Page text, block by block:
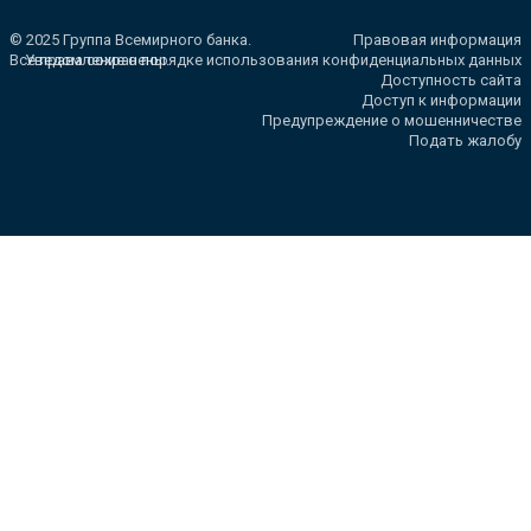
© 2025 Группа Всемирного банка.
Все права сохранены.
Правовая информация
Уведомление о порядке использования конфиденциальных данных
Доступность сайта
Доступ к информации
Предупреждение о мошенничестве
Подать жалобу